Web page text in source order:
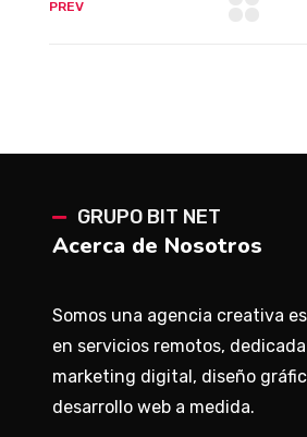
PREV
GRUPO BIT NET
Acerca de Nosotros
Somos una agencia creativa
en servicios remotos,
marketing digital, diseño
desarrollo web a medida.